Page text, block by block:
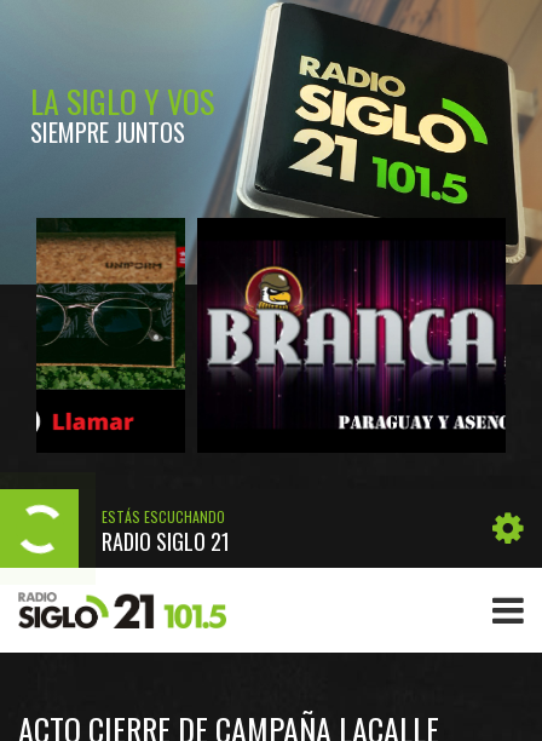
LA SIGLO Y VOS
SIEMPRE JUNTOS
ESTÁS ESCUCHANDO
RADIO SIGLO 21
ACTO CIERRE DE CAMPAÑA LACALLE